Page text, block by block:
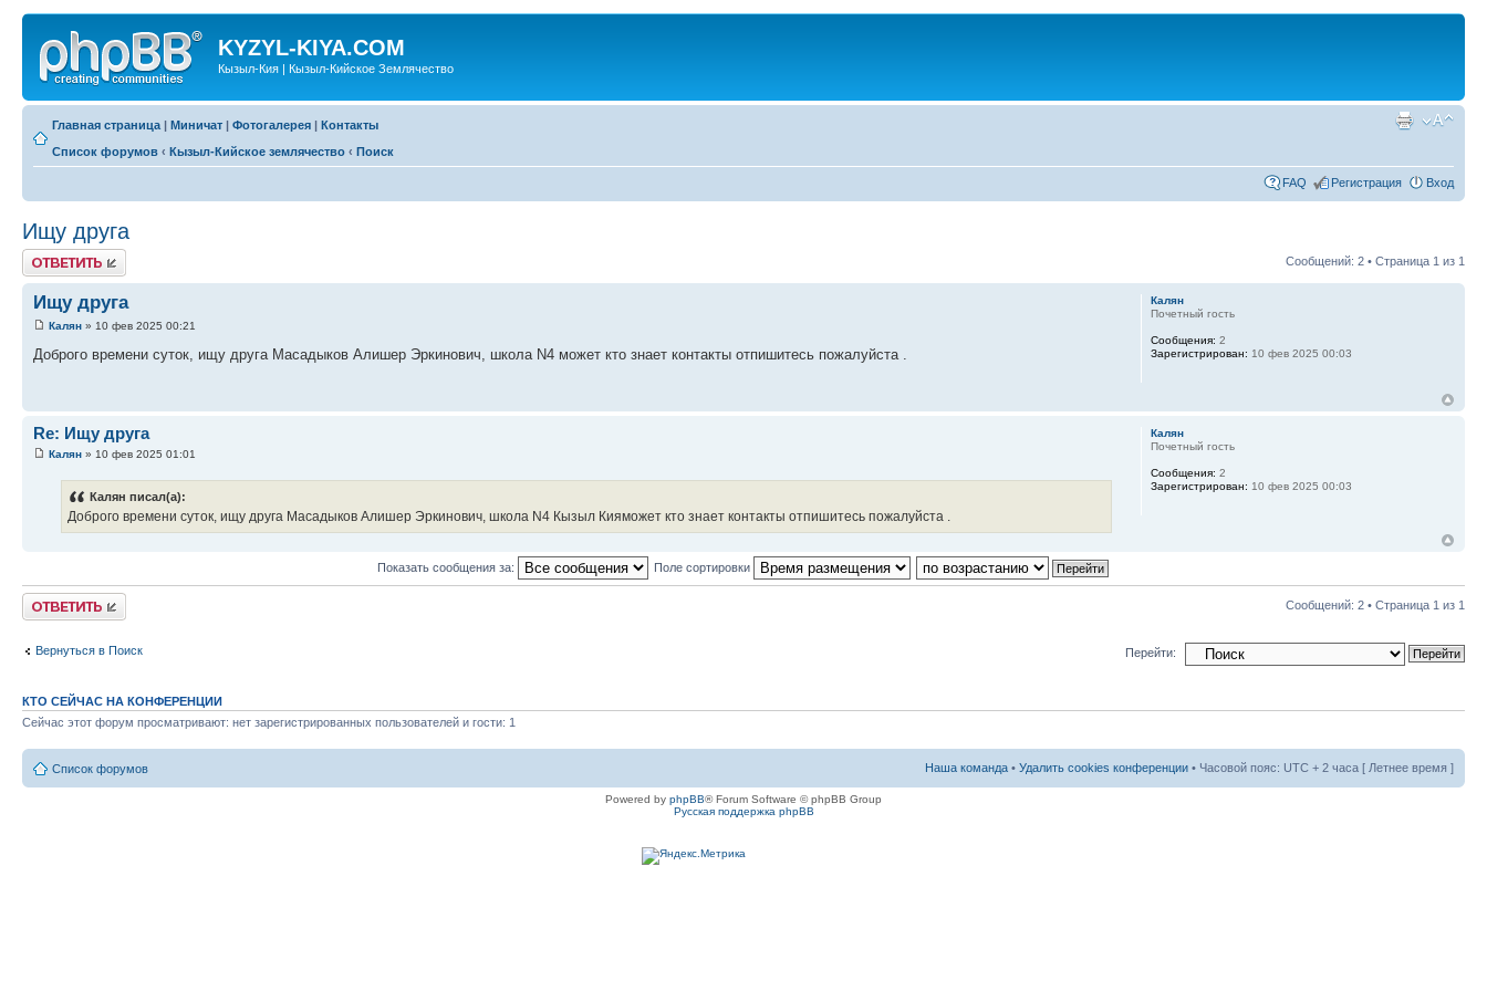
KYZYL-KIYA.COM
Кызыл-Кия | Кызыл-Кийское Землячество
Главная страница | Миничат | Фотогалерея | Контакты
Список форумов ‹ Кызыл-Кийское землячество ‹ Поиск
FAQ Регистрация Вход
Ищу друга
Ответить Сообщений: 2 • Страница 1 из 1
Ищу друга
Калян » 10 фев 2025 00:21
Доброго времени суток, ищу друга Масадыков Алишер Эркинович, школа N4 может кто знает контакты отпишитесь пожалуйста .
Калян
Почетный гость
Сообщения: 2
Зарегистрирован: 10 фев 2025 00:03
Re: Ищу друга
Калян » 10 фев 2025 01:01
Калян писал(а):
Доброго времени суток, ищу друга Масадыков Алишер Эркинович, школа N4 Кызыл Кияможет кто знает контакты отпишитесь пожалуйста .
Калян
Почетный гость
Сообщения: 2
Зарегистрирован: 10 фев 2025 00:03
Показать сообщения за: Поле сортировки
Ответить Сообщений: 2 • Страница 1 из 1
Вернуться в Поиск Перейти:
КТО СЕЙЧАС НА КОНФЕРЕНЦИИ
Сейчас этот форум просматривают: нет зарегистрированных пользователей и гости: 1
Список форумов Наша команда • Удалить cookies конференции • Часовой пояс: UTC + 2 часа [ Летнее время ]
Powered by phpBB® Forum Software © phpBB Group
Русская поддержка phpBB